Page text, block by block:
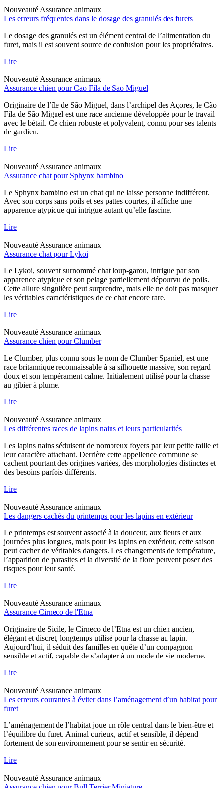
Nouveauté Assurance animaux
Les erreurs fréquentes dans le dosage des granulés des furets
Le dosage des granulés est un élément central de l’alimentation du
furet, mais il est souvent source de confusion pour les propriétaires.
Lire
Nouveauté Assurance animaux
Assurance chien pour Cao Fila de Sao Miguel
Originaire de l’île de São Miguel, dans l’archipel des Açores, le Cão
Fila de São Miguel est une race ancienne développée pour le travail
avec le bétail. Ce chien robuste et polyvalent, connu pour ses talents
de gardien.
Lire
Nouveauté Assurance animaux
Assurance chat pour Sphynx bambino
Le Sphynx bambino est un chat qui ne laisse personne indifférent.
Avec son corps sans poils et ses pattes courtes, il affiche une
apparence atypique qui intrigue autant qu’elle fascine.
Lire
Nouveauté Assurance animaux
Assurance chat pour Lykoi
Le Lykoi, souvent surnommé chat loup-garou, intrigue par son
apparence atypique et son pelage partiellement dépourvu de poils.
Cette allure singulière peut surprendre, mais elle ne doit pas masquer
les véritables caractéristiques de ce chat encore rare.
Lire
Nouveauté Assurance animaux
Assurance chien pour Clumber
Le Clumber, plus connu sous le nom de Clumber Spaniel, est une
race britannique reconnaissable à sa silhouette massive, son regard
doux et son tempérament calme. Initialement utilisé pour la chasse
au gibier à plume.
Lire
Nouveauté Assurance animaux
Les différentes races de lapins nains et leurs particularités
Les lapins nains séduisent de nombreux foyers par leur petite taille et
leur caractère attachant. Derrière cette appellence commune se
cachent pourtant des origines variées, des morphologies distinctes et
des besoins parfois différents.
Lire
Nouveauté Assurance animaux
Les dangers cachés du printemps pour les lapins en extérieur
Le printemps est souvent associé à la douceur, aux fleurs et aux
journées plus longues, mais pour les lapins en extérieur, cette saison
peut cacher de véritables dangers. Les changements de température,
l’apparition de parasites et la diversité de la flore peuvent poser des
risques pour leur santé.
Lire
Nouveauté Assurance animaux
Assurance Cirneco de l'Etna
Originaire de Sicile, le Cirneco de l’Etna est un chien ancien,
élégant et discret, longtemps utilisé pour la chasse au lapin.
Aujourd’hui, il séduit des familles en quête d’un compagnon
sensible et actif, capable de s’adapter à un mode de vie moderne.
Lire
Nouveauté Assurance animaux
Les erreurs courantes à éviter dans l’aménagement d’un habitat pour
furet
L’aménagement de l’habitat joue un rôle central dans le bien-être et
l’équilibre du furet. Animal curieux, actif et sensible, il dépend
fortement de son environnement pour se sentir en sécurité.
Lire
Nouveauté Assurance animaux